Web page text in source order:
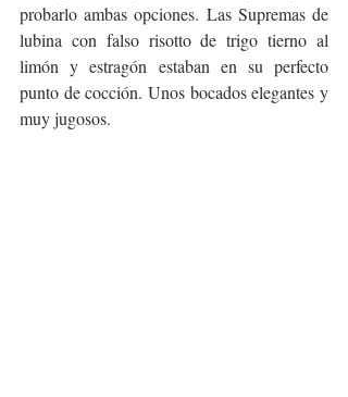
probarlo ambas opciones. Las Supremas de
lubina con falso risotto de trigo tierno al
limón y estragón estaban en su perfecto
punto de cocción. Unos bocados elegantes y
muy jugosos.